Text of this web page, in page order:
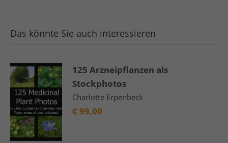
Das könnte Sie auch interessieren
125 Arzneipflanzen als
Stockphotos
Charlotte Erpenbeck
€ 99,00